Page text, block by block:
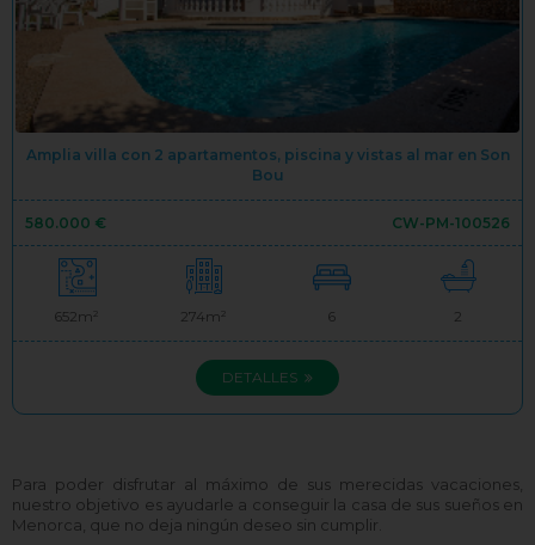
Amplia villa con 2 apartamentos, piscina y vistas al mar en Son
Bou
580.000 € CW-PM-100526
652m² 274m² 6 2
DETALLES
Para poder disfrutar al máximo de sus merecidas vacaciones,
nuestro objetivo es ayudarle a conseguir la casa de sus sueños en
Menorca, que no deja ningún deseo sin cumplir.